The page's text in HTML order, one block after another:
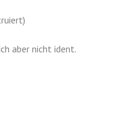
aber nicht ident.